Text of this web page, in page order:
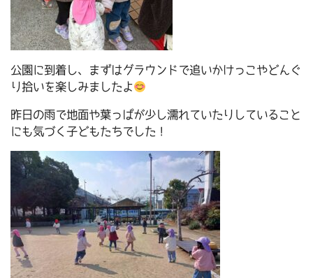
公園に到着し、まずはグラウンドで追いかけっこやどんぐ
り拾いを楽しみましたよ
昨日の雨で地面や葉っぱが少し濡れていたりしていること
にも気づく子どもたちでした！